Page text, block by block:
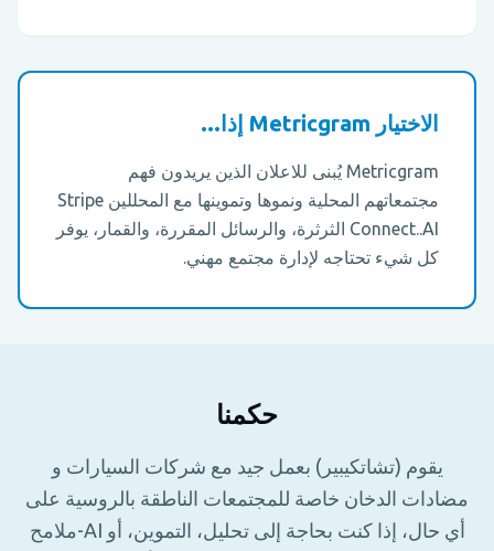
الاختيار Metricgram إذا...
Metricgram يُبنى للاعلان الذين يريدون فهم
مجتمعاتهم المحلية ونموها وتموينها مع المحللين Stripe
Connect..AI الثرثرة، والرسائل المقررة، والقمار، يوفر
كل شيء تحتاجه لإدارة مجتمع مهني.
حكمنا
يقوم (تشاتكيبير) بعمل جيد مع شركات السيارات و
مضادات الدخان خاصة للمجتمعات الناطقة بالروسية على
أي حال، إذا كنت بحاجة إلى تحليل، التموين، أو AI-ملامح